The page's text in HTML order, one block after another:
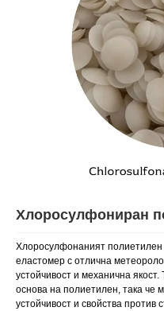
Хлоросулфониран
Хлоросулфонаният полиетилен
еластомер с отлична
устойчивост и механична
основа на полиетилен, така че
устойчивост и свойства